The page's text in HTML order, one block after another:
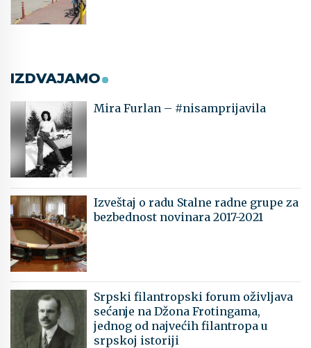
IZDVAJAMO
Mira Furlan – #nisamprijavila
Izveštaj o radu Stalne radne grupe za
bezbednost novinara 2017-2021
Srpski filantropski forum oživljava
sećanje na Džona Frotingama,
jednog od najvećih filantropa u
srpskoj istoriji